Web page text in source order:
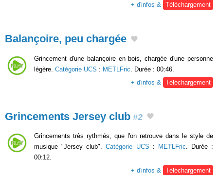
+ d'infos &
Téléchargement
Balançoire, peu chargée
Grincement d'une balançoire en bois, chargée d'une personne
légère. Catégorie UCS : METLFric . Durée : 00:46.
+ d'infos &
Téléchargement
Grincements Jersey club #2
Grincements très rythmés, que l'on retrouve dans le style de
musique "Jersey club".Catégorie UCS : METLFric. Durée :
00:12.
+ d'infos & Téléchargement